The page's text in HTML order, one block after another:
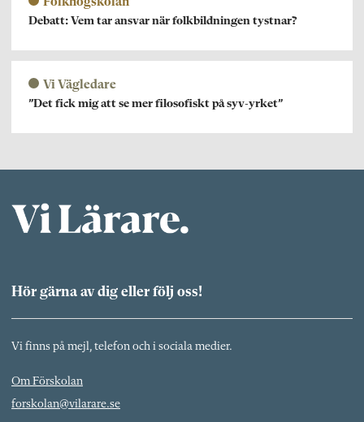
Debatt: Vem tar ansvar när folkbildningen tystnar?
Vi Vägledare
”Det fick mig att se mer filosofiskt på syv-yrket”
Hör gärna av dig eller följ oss!
Vi finns på mejl, telefon och i sociala medier.
Om Förskolan
forskolan@vilarare.se